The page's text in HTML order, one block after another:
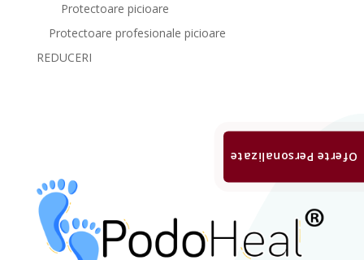
Protectoare picioare
Protectoare profesionale picioare
REDUCERI
Oferte Personalizate